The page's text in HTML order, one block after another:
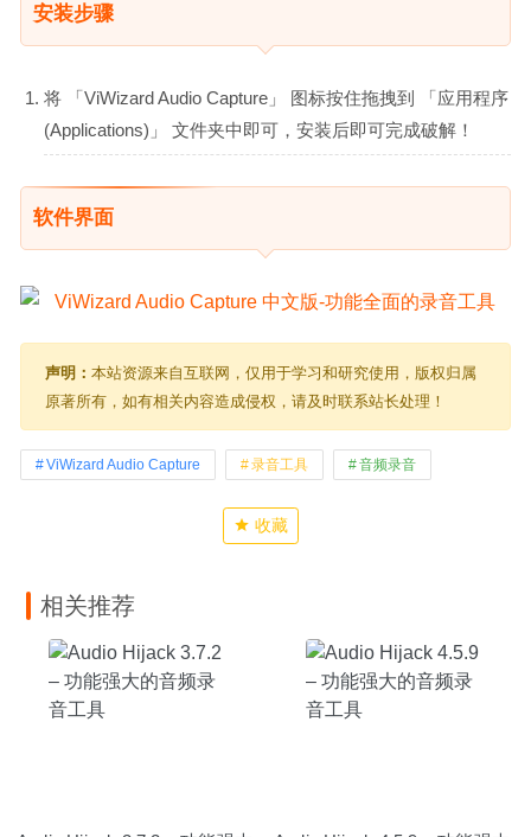
安装步骤
将 「ViWizard Audio Capture」 图标按住拖拽到 「应用程序
(Applications)」 文件夹中即可，安装后即可完成破解！
软件界面
声明： 本站资源来自互联网，仅用于学习和研究使用，版权归属
原著所有，如有相关内容造成侵权，请及时联系站长处理！
ViWizard Audio Capture 录音工具 音频录音
收藏
相关推荐